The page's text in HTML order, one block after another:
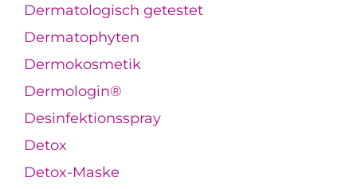
Dermatologisch getestet
Dermatophyten
Dermokosmetik
Dermologin®
Desinfektionsspray
Detox
Detox-Maske